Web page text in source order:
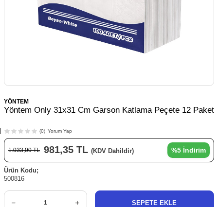
YÖNTEM
Yöntem Only 31x31 Cm Garson Katlama Peçete 12 Paket
(0) Yorum Yap
1.033,00TL 981,35 TL (KDV Dahildir) %5 İndirim
Ürün Kodu;
500816
SEPETE EKLE